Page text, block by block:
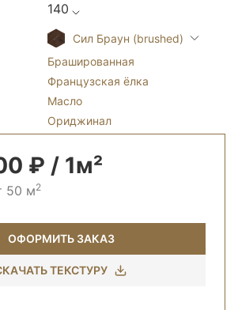
140
Сил Браун (brushed)
Брашированная
Французская ёлка
Масло
Ориджинал
₽ / 1м²
50 м2
ОФОРМИТЬ ЗАКАЗ
ТЕКСТУРУ